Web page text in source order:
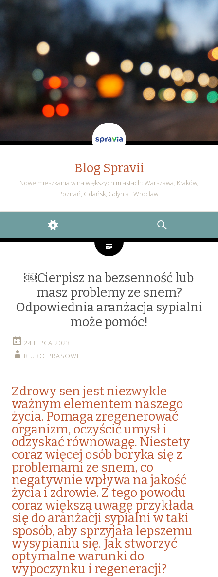
Blog Spravii
Nowe mieszkania w największych miastach: Warszawa, Kraków,
Poznań, Gdańsk, Gdynia i Wrocław.
WIDGETS
SEARCH
￼Cierpisz na bezsenność lub
masz problemy ze snem?
Odpowiednia aranżacja sypialni
może pomóc!
24 LIPCA 2023
BIURO PRASOWE
Zdrowy sen jest niezwykle
ważnym elementem naszego
życia. Pomaga zregenerować
organizm, oczyścić umysł i
odzyskać równowagę. Niestety
coraz więcej osób boryka się z
problemami ze snem, co
negatywnie wpływa na jakość
życia i zdrowie. Z tego powodu
coraz większą uwagę przykłada
się do aranżacji sypialni w taki
sposób, aby sprzyjała lepszemu
wysypianiu się. Jak stworzyć
optymalne warunki do
wypoczynku i regeneracji?